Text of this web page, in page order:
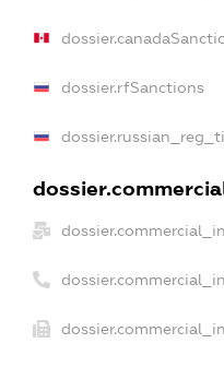
dossier.rfSanctions